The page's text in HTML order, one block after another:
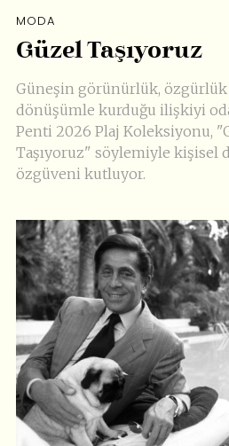
MODA
Güzel Taşıyoruz
Güneşin görünürlük, özgürlük
dönüşümle kurduğu ilişkiyi
Penti 2026 Plaj Koleksiyonu,
Taşıyoruz" söylemiyle kişisel
özgüveni kutluyor.